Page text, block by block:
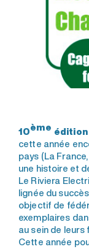
10ème
cette année
pays (La
une histoire et
Le Riviera
lignée du
objectif de
exemplaires
au sein de
Cette année